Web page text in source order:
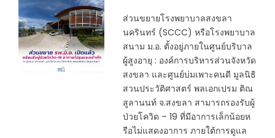
ส่วนขยายโรงพยาบาลสงขลา
นครินทร์ (SCCC) หรือโรงพยาบาล
สนาม ม.อ. ตั้งอยู่ภายในศูนย์บริบาล
ผู้สูงอายุ : องค์การบริหารส่วนจังหวัด
สงขลา และศูนย์บ่มเพาะคนดี มูลนิธิ
สวนประวัติศาสตร์ พลเอกเปรม ติณ
สูลานนท์ จ.สงขลา สามารถรองรับผู้
ป่วยโควิด – 19 ที่มีอาการเล็กน้อยห
รือไม่แสดงอาการ ภายใต้การดูแล